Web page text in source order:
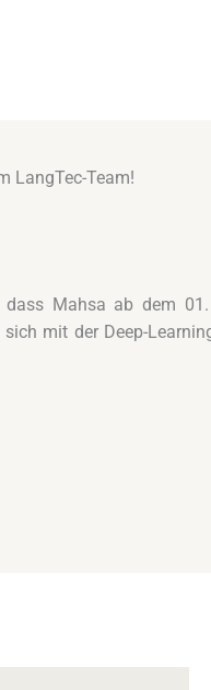
LangTec-Team!
Mahsa ab dem
mit der Deep-